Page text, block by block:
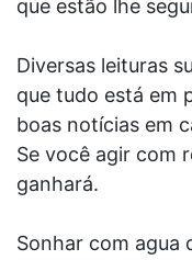
que estão lhe
Diversas leituras
que tudo está em
boas notícias em
Se você agir com
ganhará.
Sonhar com agua